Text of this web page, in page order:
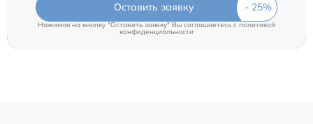
Оставить заявку
Нажимая на кнопку "Оставить заявку" Вы соглашаетесь c политикой
конфиденциальности